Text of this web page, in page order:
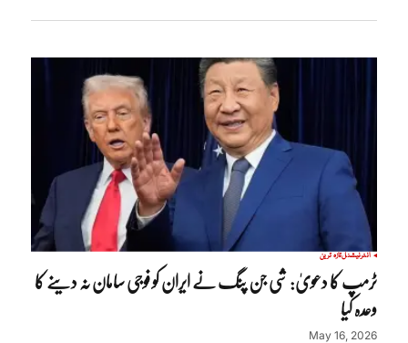
انٹرنیشنلتازہ ترین
ٹرمپ کا دعویٰ: شی جن پنگ نے ایران کو فوجی سامان نہ دینے کا
وعدہ کیا
May 16, 2026